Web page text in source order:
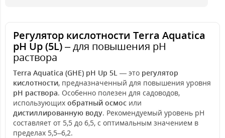
Регулятор кислотности Terra Aquatica
pH Up (5L)– для повышения pH
раствора
Terra Aquatica (GHE) pH Up 5L — это регулятор
кислотности, предназначенный для повышения уровня
pH раствора. Особенно полезен для садоводов,
использующих обратный осмос или
дистиллированную воду. Рекомендуемый уровень pH
составляет от 5,5 до 6,5, с оптимальным значением в
пределах 5,5–6,2.